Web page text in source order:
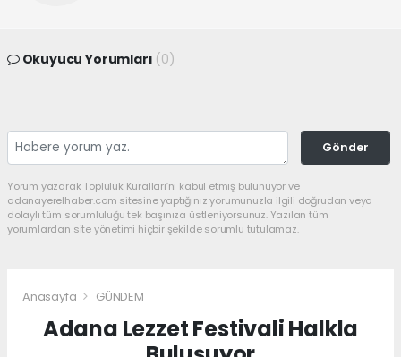
Okuyucu Yorumları (0)
Gönder
Yorum yazarak Topluluk Kuralları’nı kabul etmiş bulunuyor ve
adanayerelhaber.com sitesine yaptığınız yorumunuzla ilgili doğrudan veya
dolaylı tüm sorumluluğu tek başınıza üstleniyorsunuz. Yazılan tüm
yorumlardan site yönetimi hiçbir şekilde sorumlu tutulamaz.
Anasayfa GÜNDEM
Adana Lezzet Festivali Halkla